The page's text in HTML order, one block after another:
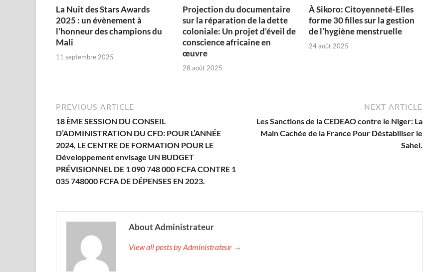
‎La Nuit des Stars Awards
2025 : un évènement à
l’honneur des champions du
Mali
11 septembre 2025
Projection du documentaire
sur la réparation de la dette
coloniale: Un projet d’éveil de
conscience africaine en
œuvre‎
28 août 2025
À Sikoro: Citoyenneté-Elles
forme 30 filles sur la gestion
de l’hygiène menstruelle
24 août 2025
PREVIOUS ARTICLE
18 ÈME SESSION DU CONSEIL
D’ADMINISTRATION DU CFD: POUR L’ANNÉE
2024, LE CENTRE DE FORMATION POUR LE
Développement envisage UN BUDGET
PRÉVISIONNEL DE 1 090 748 000 FCFA CONTRE 1
035 748000 FCFA DE DÉPENSES EN 2023.
NEXT ARTICLE
Les Sanctions de la CEDEAO contre le Niger: La
Main Cachée de la France Pour Déstabiliser le
Sahel.
About Administrateur
View all posts by Administrateur →